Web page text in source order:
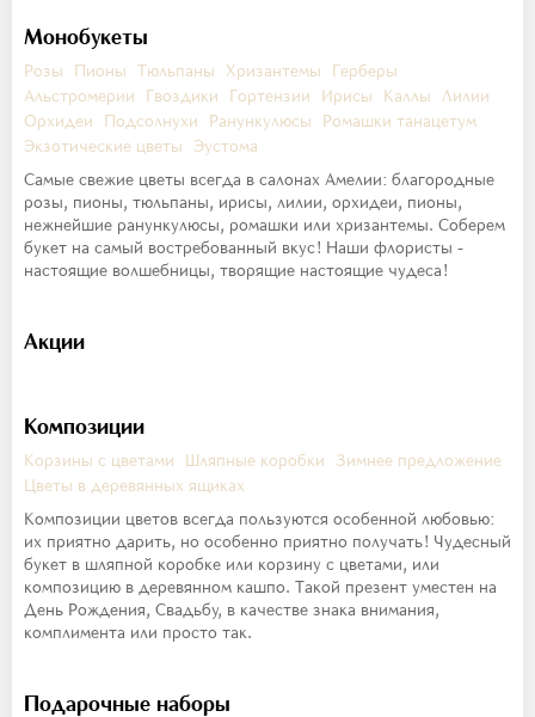
Монобукеты
Розы Пионы Тюльпаны Хризантемы
Герберы
Альстромерии
Гвоздики Гортензии Ирисы Каллы
Лилии
Орхидеи
Подсолнухи Ранункулюсы
Ромашки танацетум
Экзотические цветы
Эустома
Самые свежие цветы всегда в салонах Амелии: благородные
розы, пионы, тюльпаны, ирисы, лилии, орхидеи, пионы,
нежнейшие ранункулюсы, ромашки или хризантемы. Соберем
букет на самый востребованный вкус! Наши флористы -
настоящие волшебницы, творящие настоящие чудеса!
Акции
Композиции
Корзины с цветами Шляпные коробки
Зимнее предложение
Цветы в деревянных ящиках
Композиции цветов всегда пользуются особенной любовью:
их приятно дарить, но особенно приятно получать! Чудесный
букет в шляпной коробке или корзину с цветами, или
композицию в деревянном кашпо. Такой презент уместен на
День Рождения, Свадьбу, в качестве знака внимания,
комплимента или просто так.
Подарочные наборы